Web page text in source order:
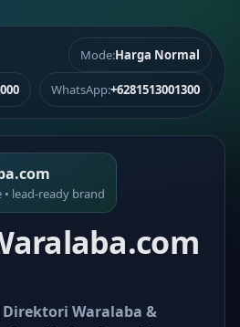
Mode:Harga Normal
WhatsApp:+6281513001300
• lead-ready brand
Direktori Waralaba &